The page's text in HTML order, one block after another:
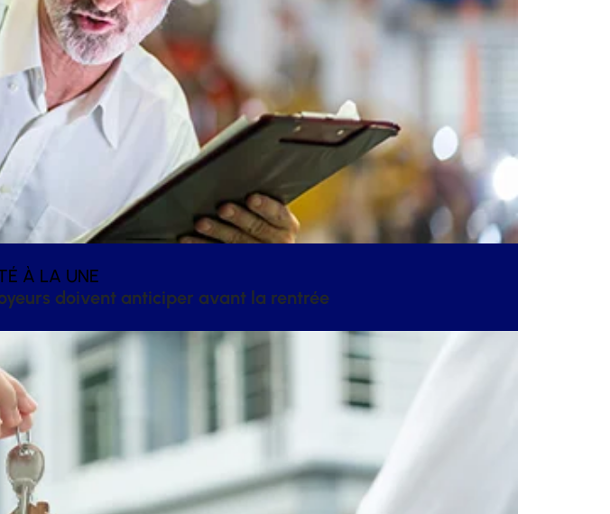
À LA UNE
doivent anticiper avant la rentrée